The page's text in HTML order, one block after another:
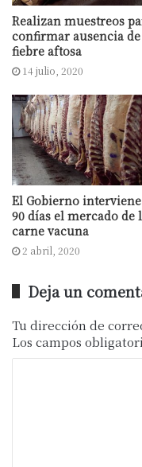
de contar con
Agencia de
Buenos Aires
en el marco de la
coronavirus, los
rol que deben
bonaerenses
carnicerías.
Por el lado de
compromiso de
aspectos
se recordará y
CAMyA, este
un 75% a 80%
Realizan muestreos
confirmar ausencia de
fiebre aftosa
14 julio, 2020
El Gobierno
90 días el mercado de
carne vacuna
2 abril, 2020
Deja un
Tu dirección de
Los campos